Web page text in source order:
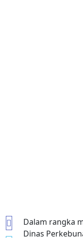
Dalam rangka
Dinas